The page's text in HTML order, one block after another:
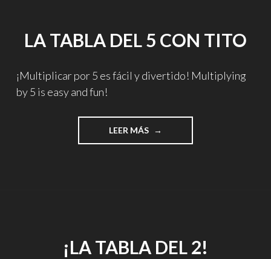
LA TABLA DEL 5 CON TITO
¡Multiplicar por 5 es fácil y divertido! Multiplying
by 5 is easy and fun!
LEER MÁS "LA
TABLA
¡LA TABLA DEL 2!